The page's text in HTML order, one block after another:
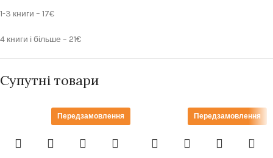
1-3 книги – 17€
4 книги і більше – 21€
Супутні товари
Передзамовлення Передзамовлення